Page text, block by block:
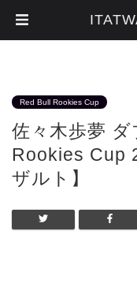
Red Bull Rookies Cup
佐々木歩夢
Rookies Cup
ザルト】